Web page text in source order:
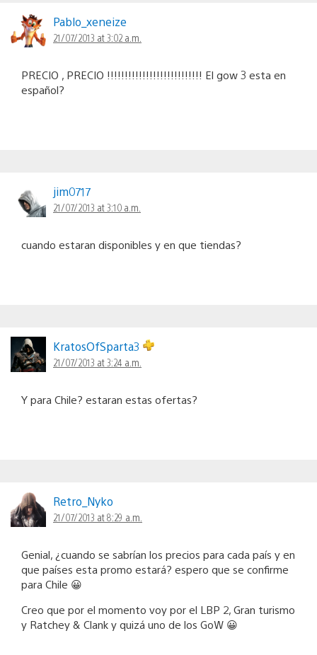
Pablo_xeneize
21/07/2013 at 3:02 a.m.
PRECIO , PRECIO !!!!!!!!!!!!!!!!!!!!!!!!!!! El gow 3 esta en
español?
jim0717
21/07/2013 at 3:10 a.m.
cuando estaran disponibles y en que tiendas?
KratosOfSparta3
21/07/2013 at 3:24 a.m.
Y para Chile? estaran estas ofertas?
Retro_Nyko
21/07/2013 at 8:29 a.m.
Genial, ¿cuando se sabrían los precios para cada país y en
que países esta promo estará? espero que se confirme
para Chile 😀
Creo que por el momento voy por el LBP 2, Gran turismo
y Ratchey & Clank y quizá uno de los GoW 😀